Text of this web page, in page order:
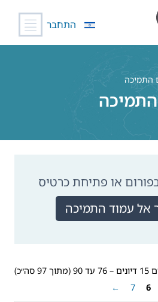
התחבר
התמיכה
התמיכה
או פתיחת כרטיס
אל עמוד התמיכה
97 סה״כ)
6
7
←